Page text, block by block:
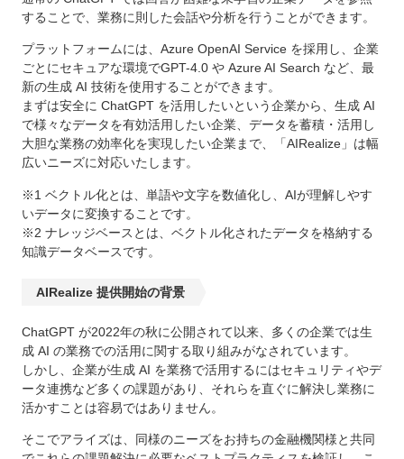
することで、業務に則した会話や分析を行うことができます。
プラットフォームには、Azure OpenAI Service を採用し、企業
ごとにセキュアな環境でGPT-4.0 や Azure AI Search など、最
新の生成 AI 技術を使用することができます。
まずは安全に ChatGPT を活用したいという企業から、生成 AI
で様々なデータを有効活用したい企業、データを蓄積・活用し
大胆な業務の効率化を実現したい企業まで、「AIRealize」は幅
広いニーズに対応いたします。
※1 ベクトル化とは、単語や文字を数値化し、AIが理解しやす
いデータに変換することです。
※2 ナレッジベースとは、ベクトル化されたデータを格納する
知識データベースです。
AIRealize 提供開始の背景
ChatGPT が2022年の秋に公開されて以来、多くの企業では生
成 AI の業務での活用に関する取り組みがなされています。
しかし、企業が生成 AI を業務で活用するにはセキュリティやデ
ータ連携など多くの課題があり、それらを直ぐに解決し業務に
活かすことは容易ではありません。
そこでアライズは、同様のニーズをお持ちの金融機関様と共同